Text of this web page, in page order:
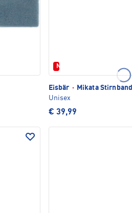
Neu
Eisbär ·
Mikata Stirnband
Unisex
€ 39,99